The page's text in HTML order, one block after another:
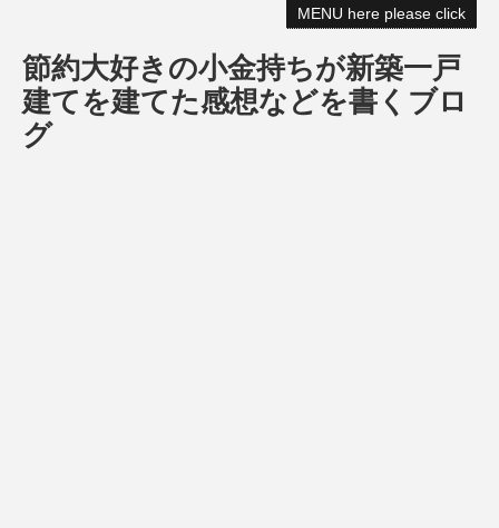
MENU here please click
節約大好きの小金持ちが新築一戸
建てを建てた感想などを書くブロ
グ